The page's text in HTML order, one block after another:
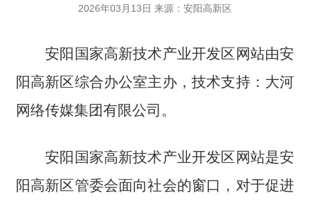
2026年03月13日 来源：安阳高新区
安阳国家高新技术产业开发区网站由安
阳高新区综合办公室主办，技术支持：大河
网络传媒集团有限公司。
安阳国家高新技术产业开发区网站是安
阳高新区管委会面向社会的窗口，对于促进